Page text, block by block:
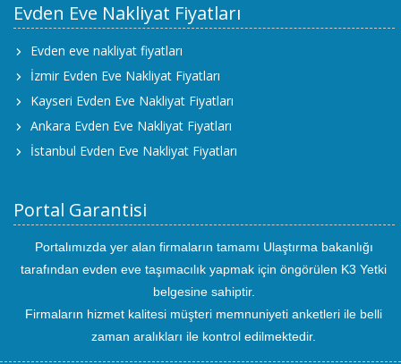
Evden Eve Nakliyat Fiyatları
Evden eve nakliyat fiyatları
İzmir Evden Eve Nakliyat Fiyatları
Kayseri Evden Eve Nakliyat Fiyatları
Ankara Evden Eve Nakliyat Fiyatları
İstanbul Evden Eve Nakliyat Fiyatları
Portal Garantisi
Portalımızda yer alan firmaların tamamı Ulaştırma bakanlığı
tarafından evden eve taşımacılık yapmak için öngörülen K3 Yetki
belgesine sahiptir.
Firmaların hizmet kalitesi müşteri memnuniyeti anketleri ile belli
zaman aralıkları ile kontrol edilmektedir.